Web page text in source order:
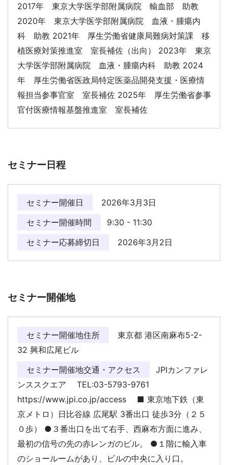
2017年 東京大学医学部附属病院 輸血部 助教
2020年 東京大学医学部附属病院 血液・腫瘍内
科 助教 2021年 厚生労働省健康局難病対策課 移
植医療対策推進室 室長補佐（出向） 2023年 東京
大学医学部附属病院 血液・腫瘍内科 助教 2024
年 厚生労働省医政局特定医薬品開発支援・医療情
報担当参事官室 室長補佐 2025年 厚生労働省参事
官付医療情報基盤推進室 室長補佐
セミナー日程
セミナー開催日
2026年3月3日
セミナー開催時間
9:30 - 11:30
セミナー応募締切日
2026年3月2日
セミナー開催地
セミナー開催地住所
東京都 港区南麻布5-2-
32 興和広尾ビル
セミナー開催地交通・アクセス
JPIカンファレ
ンススクエア TEL:03-5793-9761
https://www.jpi.co.jp/access ■ 東京地下鉄（東
京メトロ）日比谷線 広尾駅 3番出口 徒歩3分（２５
０歩） ●３番出口を出て右手、西麻布方面に進み、
最初の信号の先の赤レンガのビル。 ●１階に輸入車
のショールームがあり、ビルの中央に入り口。